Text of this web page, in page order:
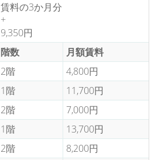
賃料の3か月分
+
9,350円
階数
月額賃料
2階
4,800円
1階
11,700円
2階
7,000円
1階
13,700円
2階 8,200円